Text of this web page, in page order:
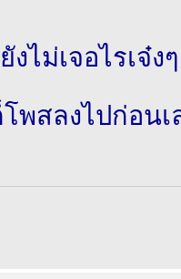
ไม่เจอไรเจ๋ง
พสลงไปก่อน